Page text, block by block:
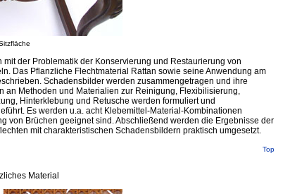
mit der Problematik der Konservierung und Restaurierung von
Das Pflanzliche Flechtmaterial Rattan sowie seine Anwendung am
Schadensbilder werden zusammengetragen und ihre
an Methoden und Materialien zur Reinigung, Flexibilisierung,
Hinterklebung und Retusche werden formuliert und
Es werden u.a. acht Klebemittel-Material-Kombinationen
von Brüchen geeignet sind. Abschließend werden die Ergebnisse der
mit charakteristischen Schadensbildern praktisch umgesetzt.
Top
Material